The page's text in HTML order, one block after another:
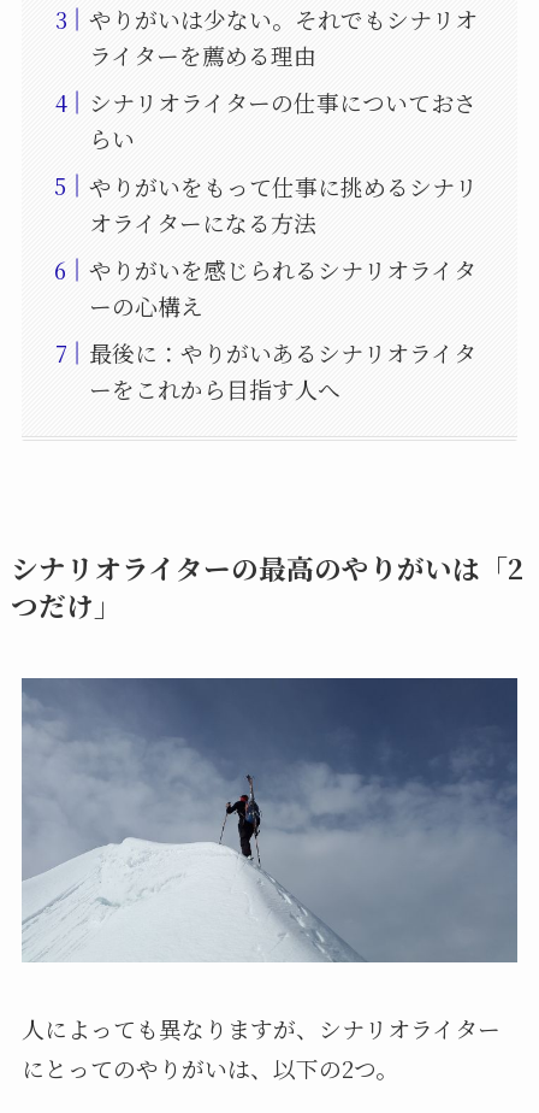
やりがいは少ない。それでもシナリオ
ライターを薦める理由
シナリオライターの仕事についておさ
らい
やりがいをもって仕事に挑めるシナリ
オライターになる方法
やりがいを感じられるシナリオライタ
ーの心構え
最後に：やりがいあるシナリオライタ
ーをこれから目指す人へ
シナリオライターの最高のやりがいは「2
つだけ」
人によっても異なりますが、シナリオライター
にとってのやりがいは、以下の2つ。